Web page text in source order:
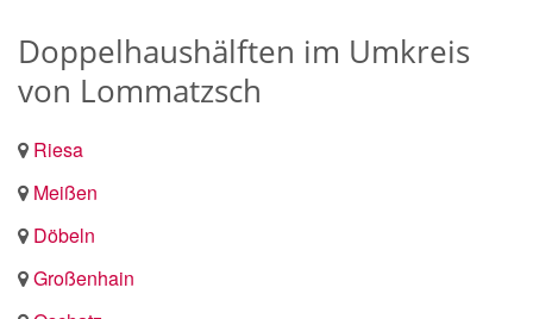
Doppelhaushälften im Umkreis
von Lommatzsch
Riesa
Meißen
Döbeln
Großenhain